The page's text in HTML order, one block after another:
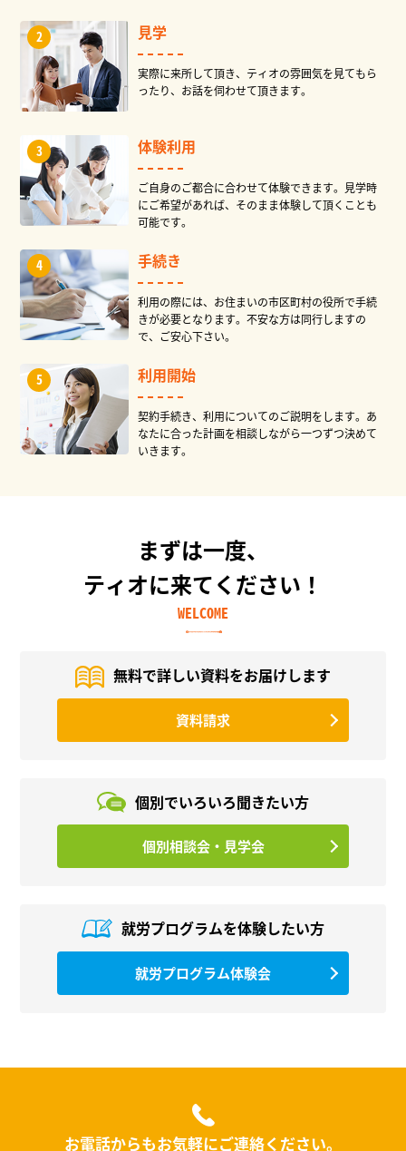
見学
実際に来所して頂き、ティオの雰囲気を見てもら
ったり、お話を伺わせて頂きます。
体験利用
ご自身のご都合に合わせて体験できます。見学時
にご希望があれば、そのまま体験して頂くことも
可能です。
手続き
利用の際には、お住まいの市区町村の役所で手続
きが必要となります。不安な方は同行しますの
で、ご安心下さい。
利用開始
契約手続き、利用についてのご説明をします。あ
なたに合った計画を相談しながら一つずつ決めて
いきます。
まずは一度、
ティオに来てください！
WELCOME
無料で詳しい資料をお届けします
資料請求
個別でいろいろ聞きたい方
個別相談会・見学会
就労プログラムを体験したい方
就労プログラム体験会
お電話からもお気軽にご連絡ください。